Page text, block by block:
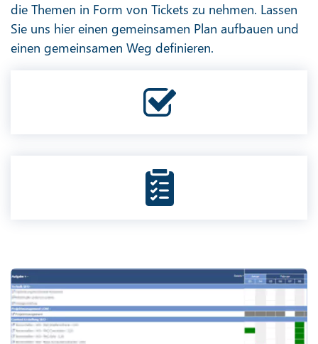
die Themen in Form von Tickets zu nehmen. Lassen
Sie uns hier einen gemeinsamen Plan aufbauen und
einen gemeinsamen Weg definieren.